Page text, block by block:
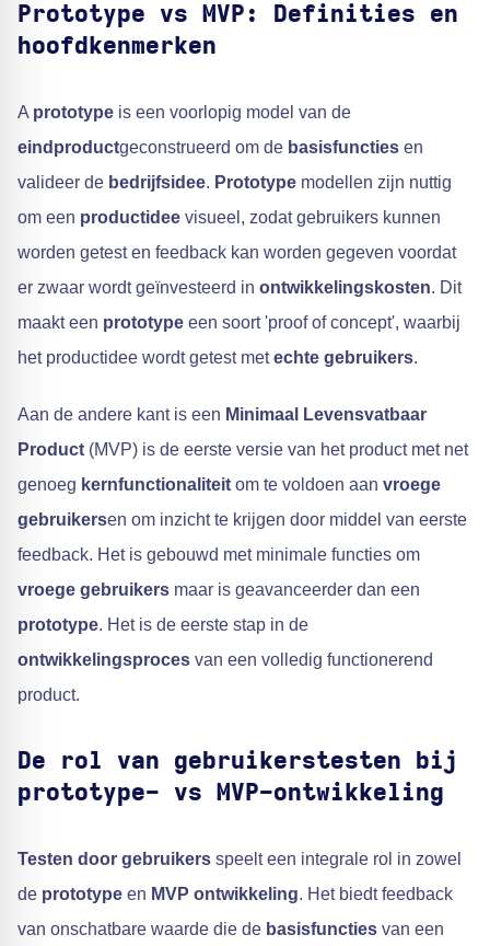
Prototype vs MVP: Definities en
hoofdkenmerken
A prototype is een voorlopig model van de
eindproductgeconstrueerd om de basisfuncties en
valideer de bedrijfsidee. Prototype modellen zijn nuttig
om een productidee visueel, zodat gebruikers kunnen
worden getest en feedback kan worden gegeven voordat
er zwaar wordt geïnvesteerd in ontwikkelingskosten. Dit
maakt een prototype een soort 'proof of concept', waarbij
het productidee wordt getest metechte gebruikers.
Aan de andere kant is een Minimaal Levensvatbaar
Product (MVP) is de eerste versie van het product met net
genoeg kernfunctionaliteit om te voldoen aan vroege
gebruikersen om inzicht te krijgen door middel van eerste
feedback. Het is gebouwd met minimale functies om
vroege gebruikers maar is geavanceerder dan een
prototype. Het is de eerste stap in de
ontwikkelingsproces van een volledig functionerend
product.
De rol van gebruikerstesten bij
prototype- vs MVP-ontwikkeling
Testen door gebruikers speelt een integrale rol in zowel
de prototype en MVP ontwikkeling. Het biedt feedback
van onschatbare waarde die de basisfuncties van een